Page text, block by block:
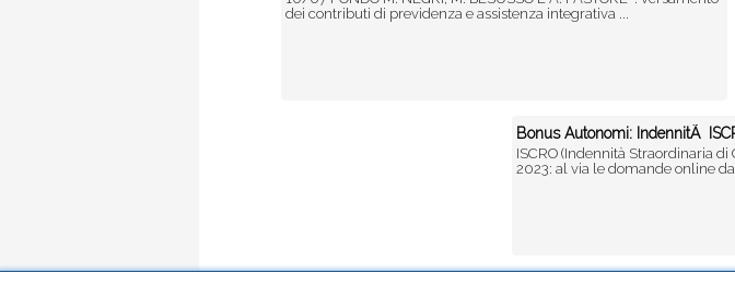
dei contributi di previdenza e assistenza integrativa ...
Bonus Autonomi: IndennitÃ
ISCRO (Indennità Straordinaria
2023: al via le domande online